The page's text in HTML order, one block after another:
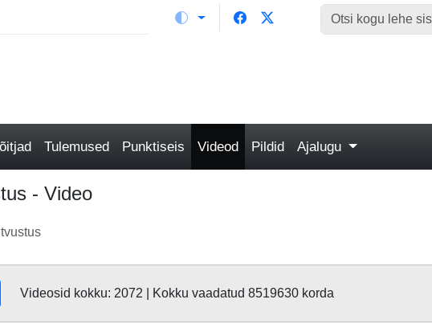
Tulemused Punktiseis Videod Pildid Ajalugu
- Video
Videosid kokku: 2072 | Kokku vaadatud 8519630 korda